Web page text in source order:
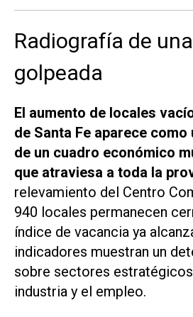
Radiografía de
golpeada
El aumento de locales
de Santa Fe aparece
de un cuadro económico
que atraviesa a toda la
relevamiento del Centro
940 locales permanecen
índice de vacancia ya
indicadores muestran un
sobre sectores
industria y el empleo.